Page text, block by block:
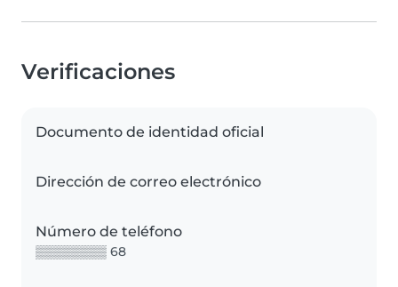
Verificaciones
Documento de identidad oficial
Dirección de correo electrónico
Número de teléfono
▒▒▒▒▒▒▒▒ 68